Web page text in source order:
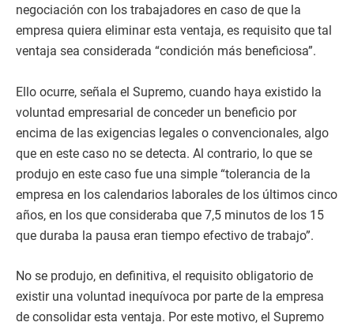
negociación con los trabajadores en caso de que la
empresa quiera eliminar esta ventaja, es requisito que tal
ventaja sea considerada “condición más beneficiosa”.
Ello ocurre, señala el Supremo, cuando haya existido la
voluntad empresarial de conceder un beneficio por
encima de las exigencias legales o convencionales, algo
que en este caso no se detecta. Al contrario, lo que se
produjo en este caso fue una simple “tolerancia de la
empresa en los calendarios laborales de los últimos cinco
años, en los que consideraba que 7,5 minutos de los 15
que duraba la pausa eran tiempo efectivo de trabajo”.
No se produjo, en definitiva, el requisito obligatorio de
existir una voluntad inequívoca por parte de la empresa
de consolidar esta ventaja. Por este motivo, el Supremo